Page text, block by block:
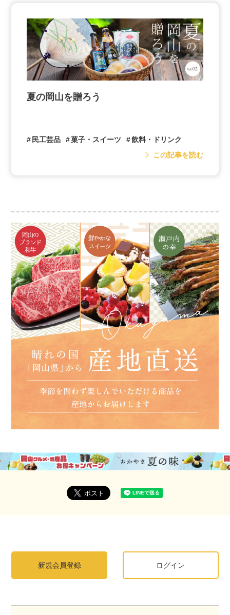
夏の岡山を贈ろう
民工芸品 菓子・スイーツ
飲料・ドリンク
この記事を読む
新規会員登録 ログイン